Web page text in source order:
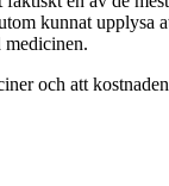
kunnat
medicinen.
och att